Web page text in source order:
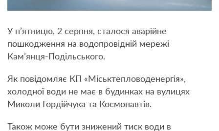
У п’ятницю, 2 серпня, сталося аварійне
пошкодження на водопровідній мережі
Кам’янця-Подільського.
Як повідомляє КП «Міськтепловоденергія»,
холодної води не має в будинках на вулицях
Миколи Гордійчука та Космонавтів.
Також може бути знижений тиск води в